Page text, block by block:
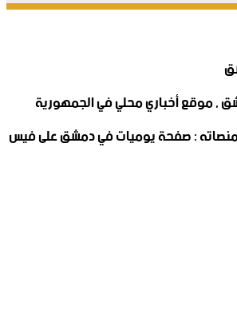
, موقع أخباري محلي في الجمهورية
منصاته : صفحة يوميات في دمشق على فيس